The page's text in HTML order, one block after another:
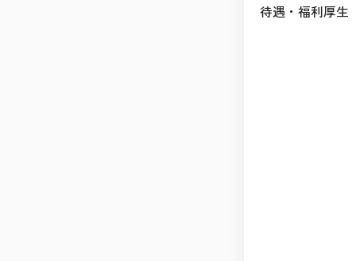
待遇・福利厚生